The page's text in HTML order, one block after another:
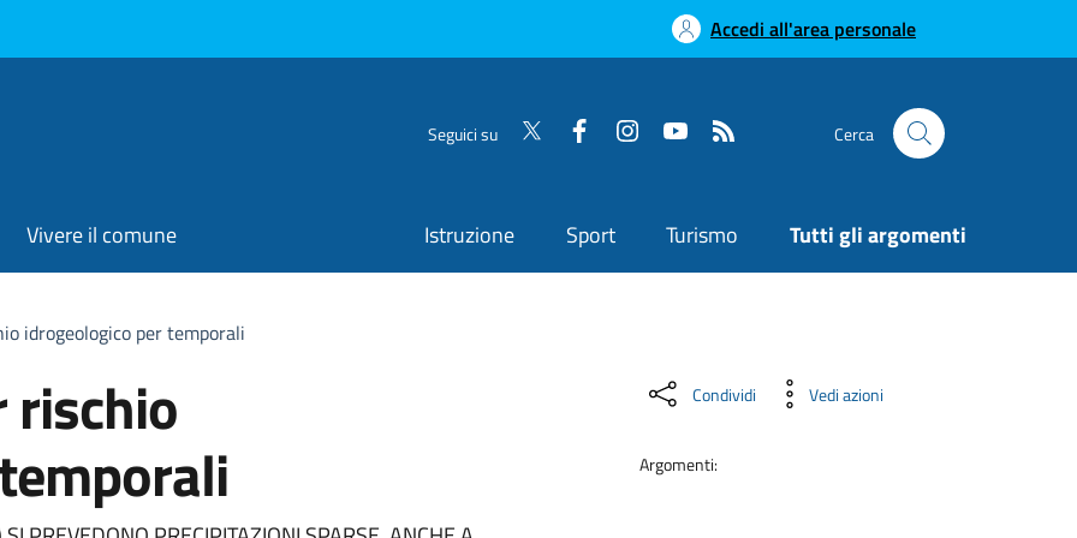
Accedi all'area personale
Seguici su Cerca
Vivere il comune Istruzione Sport Turismo Tutti gli argomenti
idrogeologico per temporali
rischio Condividi Vedi azioni
Argomenti: